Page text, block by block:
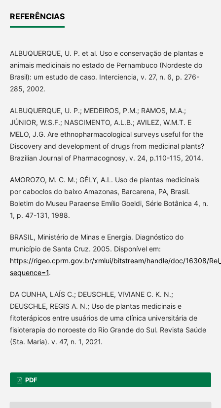
REFERÊNCIAS
ALBUQUERQUE, U. P. et al. Uso e conservação de plantas e
animais medicinais no estado de Pernambuco (Nordeste do
Brasil): um estudo de caso. Interciencia, v. 27, n. 6, p. 276-
285, 2002.
ALBUQUERQUE, U. P.; MEDEIROS, P.M.; RAMOS, M.A.;
JÚNIOR, W.S.F.; NASCIMENTO, A.L.B.; AVILEZ, W.M.T. E
MELO, J.G. Are ethnopharmacological surveys useful for the
Discovery and development of drugs from medicinal plants?
Brazilian Journal of Pharmacognosy, v. 24, p.110-115, 2014.
AMOROZO, M. C. M.; GÉLY, A.L. Uso de plantas medicinais
por caboclos do baixo Amazonas, Barcarena, PA, Brasil.
Boletim do Museu Paraense Emílio Goeldi, Série Botânica 4, n.
1, p. 47-131, 1988.
BRASIL, Ministério de Minas e Energia. Diagnóstico do
município de Santa Cruz. 2005. Disponível em:
https://rigeo.cprm.gov.br/xmlui/bitstream/handle/doc/16308/
sequence=1.
DA CUNHA, LAÍS C.; DEUSCHLE, VIVIANE C. K. N.;
DEUSCHLE, REGIS A. N.; Uso de plantas medicinais e
fitoterápicos entre usuários de uma clínica universitária de
fisioterapia do noroeste do Rio Grande do Sul. Revista Saúde
(Sta. Maria). v. 47, n. 1, 2021.
PDF